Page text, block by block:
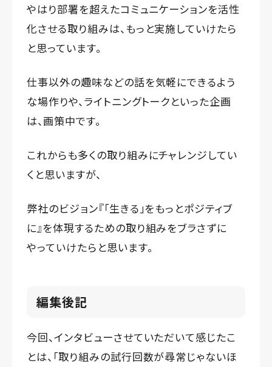
やはり部署を超えたコミュニケーションを活性
化させる取り組みは、もっと実施していけたら
と思っています。
仕事以外の趣味などの話を気軽にできるよう
な場作りや、ライトニングトークといった企画
は、画策中です。
これからも多くの取り組みにチャレンジしてい
くと思いますが、
弊社のビジョン『「生きる」をもっとポジティブ
に』を体現するための取り組みをブラさずに
やっていけたらと思います。
編集後記
今回、インタビューさせていただいて感じたこ
とは、「取り組みの試行回数が尋常じゃないほ